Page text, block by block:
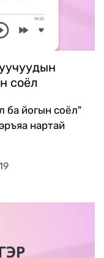
соёл
ба йогын соёл"
нартай